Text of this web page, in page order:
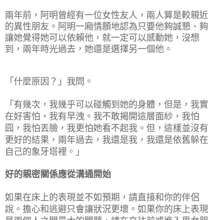
兩年前，阿明曾經有一位女性友人，兩人算是較親近
的異性朋友。阿明一廂情願地認為只要他夠誠懇、夠
讓她覺得她可以依賴他，就一定可以感動她，沒想
到，兩年時光過去，她還是選擇另一個他。
「什麼原因？」我問。
「有幾次，我幾乎可以碰觸到她的身體，但是，我實
在好害怕，我有早洩。我不敢揭開這層面紗，我怕
囧，我怕丟臉，我更怕她看不起我。但，這樣並沒有
更好的結果，兩年過去，我還是我，我還是依舊躲在
自己的象牙塔裡。」
好的親密關係應從溝通開始
如果在床上的表現並不如預期，請直接和你的伴侶
說。擔心和逃避只會讓狀況更壞。如果你的床上表現